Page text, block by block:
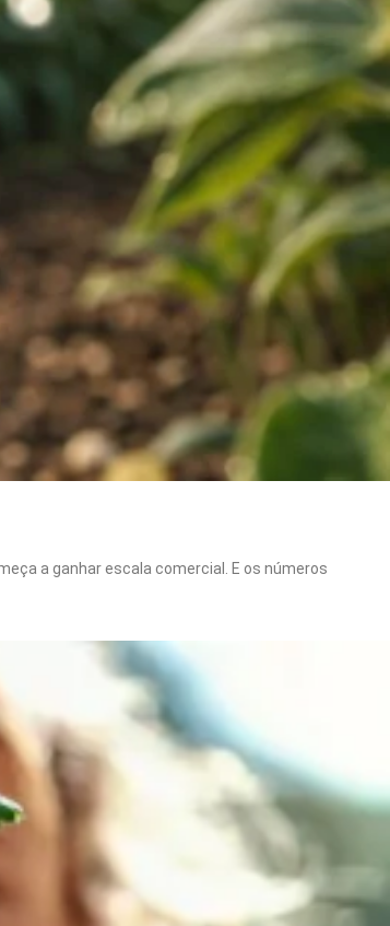
a ganhar escala comercial. E os números